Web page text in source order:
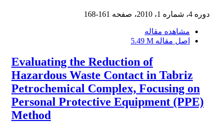
دوره 4، شماره 1، 2010، صفحه 161-168
مشاهده مقاله
اصل مقاله 5.49 M
Evaluating the Reduction of
Hazardous Waste Contact in Tabriz
Petrochemical Complex, Focusing on
Personal Protective Equipment (PPE)
Method